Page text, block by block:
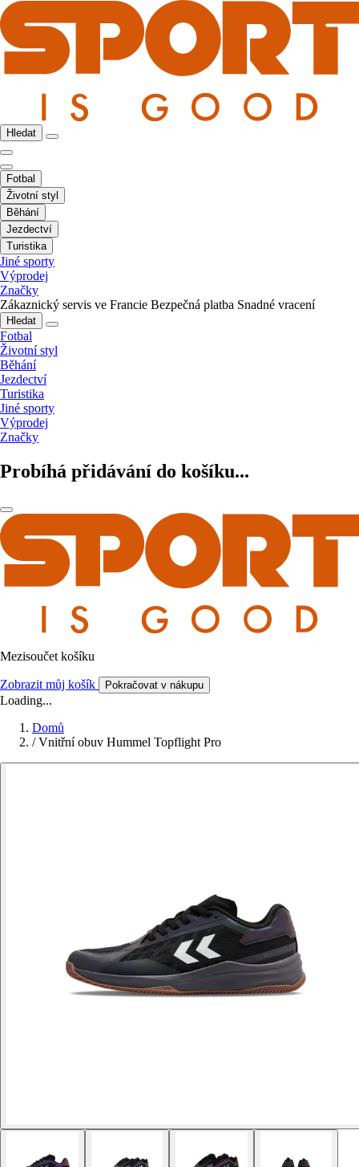
Hledat
Fotbal
Životní styl
Běhání
Jezdectví
Turistika
Jiné sporty
Výprodej
Značky
Zákaznický servis ve Francie Bezpečná platba Snadné vracení
Hledat
Fotbal
Životní styl
Běhání
Jezdectví
Turistika
Jiné sporty
Výprodej
Značky
Probíhá přidávání do košíku...
Mezisoučet košíku
Zobrazit můj košík Pokračovat v nákupu
Loading...
Domů
/ Vnitřní obuv Hummel Topflight Pro